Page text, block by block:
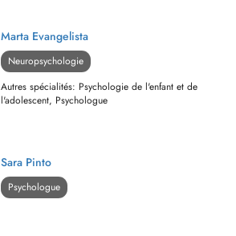
Marta Evangelista
Neuropsychologie
Autres spécialités: Psychologie de l'enfant et de
l'adolescent, Psychologue
Sara Pinto
Psychologue